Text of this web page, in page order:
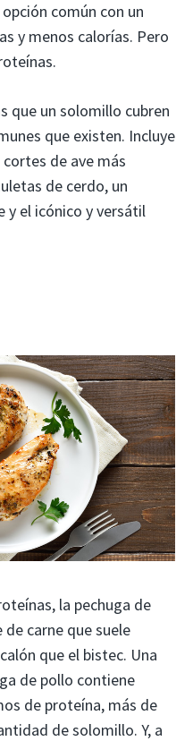
común con un
y menos calorías. Pero
que un solomillo cubren
que existen. Incluye
de ave más
de cerdo, un
y el icónico y versátil
la pechuga de
carne que suele
que el bistec. Una
de pollo contiene
de proteína, más de
de solomillo. Y, a